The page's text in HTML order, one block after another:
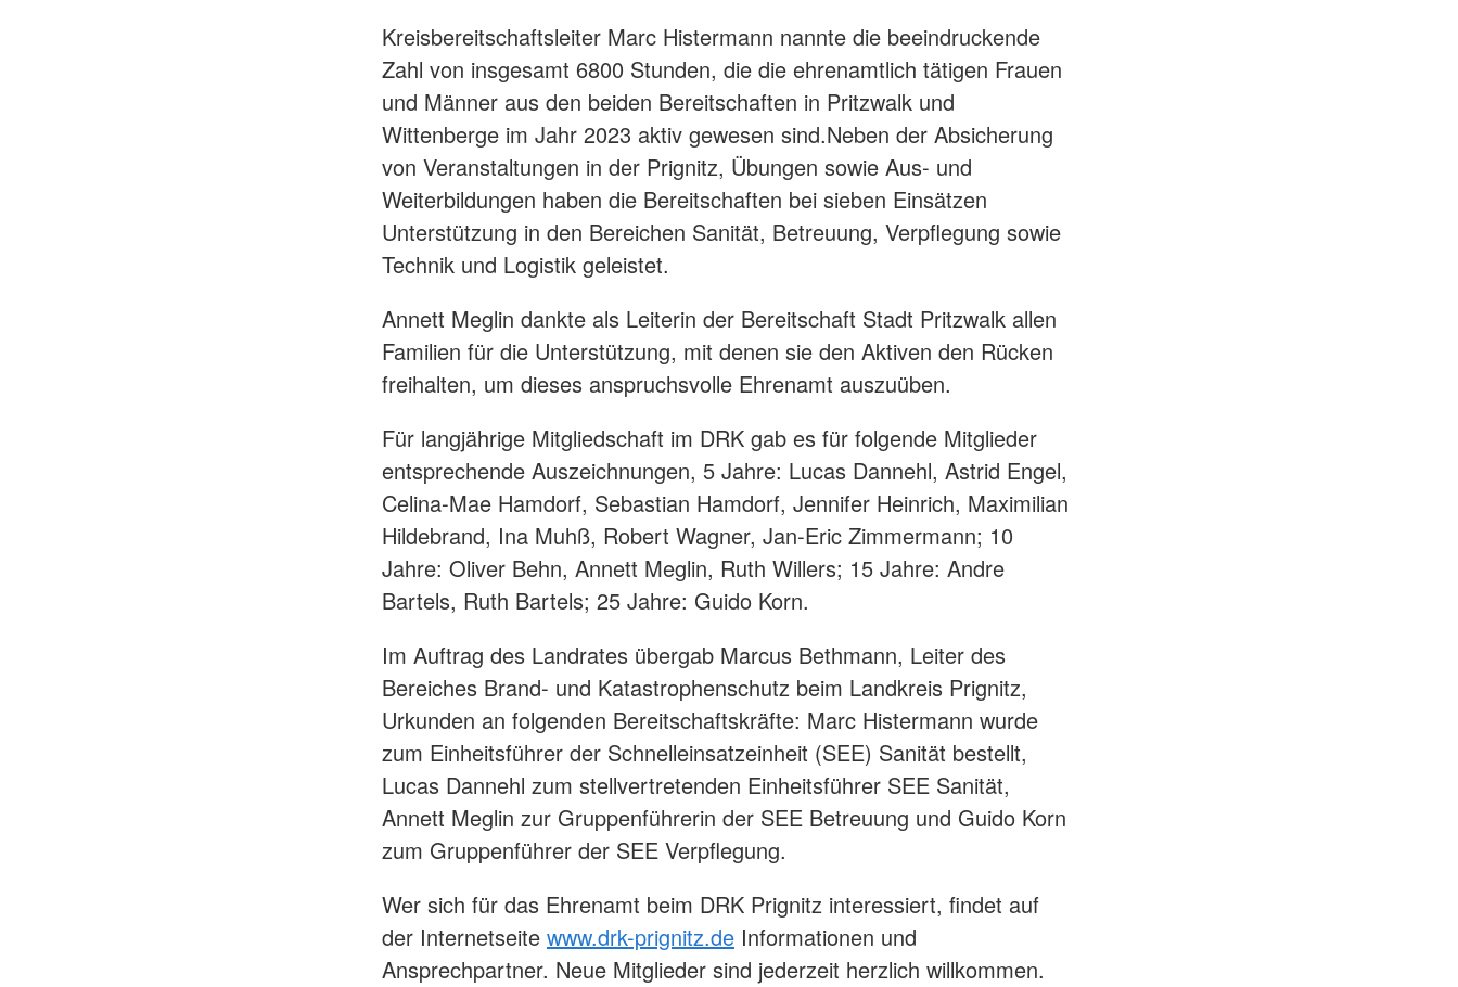
Kreisbereitschaftsleiter Marc Histermann nannte die beeindruckende
Zahl von insgesamt 6800 Stunden, die die ehrenamtlich tätigen Frauen
und Männer aus den beiden Bereitschaften in Pritzwalk und
Wittenberge im Jahr 2023 aktiv gewesen sind.Neben der Absicherung
von Veranstaltungen in der Prignitz, Übungen sowie Aus- und
Weiterbildungen haben die Bereitschaften bei sieben Einsätzen
Unterstützung in den Bereichen Sanität, Betreuung, Verpflegung sowie
Technik und Logistik geleistet.
Annett Meglin dankte als Leiterin der Bereitschaft Stadt Pritzwalk allen
Familien für die Unterstützung, mit denen sie den Aktiven den Rücken
freihalten, um dieses anspruchsvolle Ehrenamt auszuüben.
Für langjährige Mitgliedschaft im DRK gab es für folgende Mitglieder
entsprechende Auszeichnungen, 5 Jahre: Lucas Dannehl, Astrid Engel,
Celina-Mae Hamdorf, Sebastian Hamdorf, Jennifer Heinrich, Maximilian
Hildebrand, Ina Muhß, Robert Wagner, Jan-Eric Zimmermann; 10
Jahre: Oliver Behn, Annett Meglin, Ruth Willers; 15 Jahre: Andre
Bartels, Ruth Bartels; 25 Jahre: Guido Korn.
Im Auftrag des Landrates übergab Marcus Bethmann, Leiter des
Bereiches Brand- und Katastrophenschutz beim Landkreis Prignitz,
Urkunden an folgenden Bereitschaftskräfte: Marc Histermann wurde
zum Einheitsführer der Schnelleinsatzeinheit (SEE) Sanität bestellt,
Lucas Dannehl zum stellvertretenden Einheitsführer SEE Sanität,
Annett Meglin zur Gruppenführerin der SEE Betreuung und Guido Korn
zum Gruppenführer der SEE Verpflegung.
Wer sich für das Ehrenamt beim DRK Prignitz interessiert, findet auf
der Internetseite www.drk-prignitz.de Informationen und
Ansprechpartner. Neue Mitglieder sind jederzeit herzlich willkommen.